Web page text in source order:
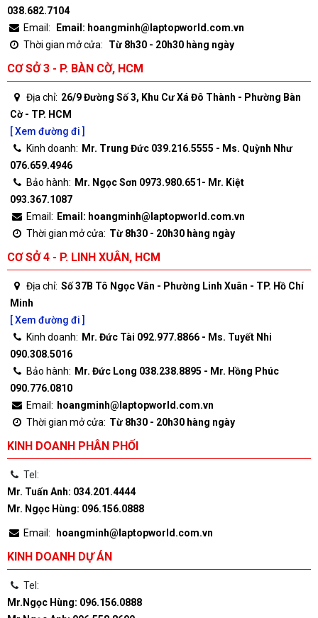
038.682.7104
Email:
Email: hoangminh@laptopworld.com.vn
Thời gian mở cửa:
Từ 8h30 - 20h30 hàng ngày
CƠ SỞ 3 - P. BÀN CỜ, HCM
Địa chỉ: 26/9 Đường Số 3, Khu Cư Xá Đô Thành - Phường Bàn
Cờ - TP. HCM
[ Xem đường đi ]
Kinh doanh: Mr. Trung Đức 039.216.5555 - Ms. Quỳnh Như
076.659.4946
Bảo hành: Mr. Ngọc Sơn 0973.980.651- Mr. Kiệt
093.367.1087
Email: Email: hoangminh@laptopworld.com.vn
Thời gian mở cửa: Từ 8h30 - 20h30 hàng ngày
CƠ SỞ 4 - P. LINH XUÂN, HCM
Địa chỉ: Số 37B Tô Ngọc Vân - Phường Linh Xuân - TP. Hồ Chí
Minh
[ Xem đường đi ]
Kinh doanh: Mr. Đức Tài 092.977.8866 - Ms. Tuyết Nhi
090.308.5016
Bảo hành: Mr. Đức Long 038.238.8895 - Mr. Hồng Phúc
090.776.0810
Email: hoangminh@laptopworld.com.vn
Thời gian mở cửa: Từ 8h30 - 20h30 hàng ngày
KINH DOANH PHÂN PHỐI
Tel:
Mr. Tuấn Anh: 034.201.4444
Mr. Ngọc Hùng: 096.156.0888
Email: hoangminh@laptopworld.com.vn
KINH DOANH DỰ ÁN
Tel:
Mr.Ngọc Hùng: 096.156.0888